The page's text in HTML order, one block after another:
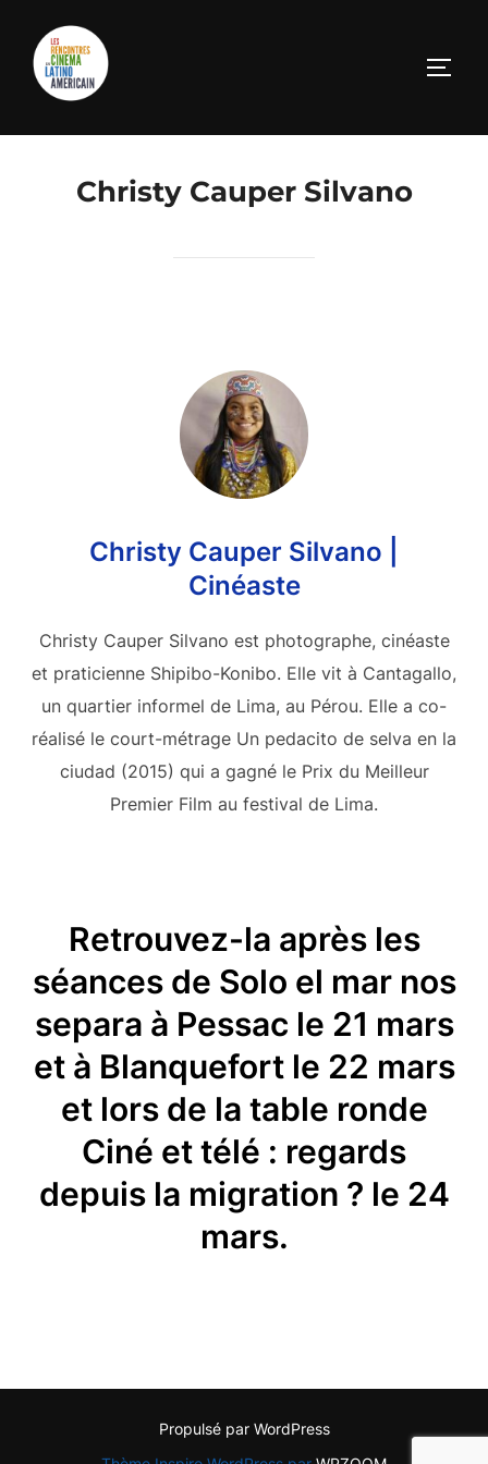
Christy Cauper Silvano
Christy Cauper Silvano |
Cinéaste
Christy Cauper Silvano est photographe, cinéaste
et praticienne Shipibo-Konibo. Elle vit à Cantagallo,
un quartier informel de Lima, au Pérou. Elle a co-
réalisé le court-métrage Un pedacito de selva en la
ciudad (2015) qui a gagné le Prix du Meilleur
Premier Film au festival de Lima.
Retrouvez-la après les
séances de Solo el mar nos
separa à Pessac le 21 mars
et à Blanquefort le 22 mars
et lors de la table ronde
Ciné et télé : regards
depuis la migration ? le 24
mars.
Propulsé par WordPress